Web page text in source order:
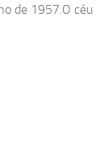
de 1957.O céu